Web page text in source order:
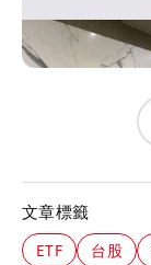
文章標籤
ETF 台股